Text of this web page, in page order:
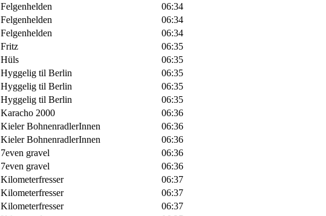
Felgenhelden
06:34
Felgenhelden
06:34
Felgenhelden
06:34
Fritz
06:35
Hüls
06:35
Hyggelig til Berlin
06:35
Hyggelig til Berlin
06:35
Hyggelig til Berlin
06:35
Karacho 2000
06:36
Kieler BohnenradlerInnen
06:36
Kieler BohnenradlerInnen
06:36
7even gravel
06:36
7even gravel
06:36
Kilometerfresser
06:37
Kilometerfresser
06:37
Kilometerfresser
06:37